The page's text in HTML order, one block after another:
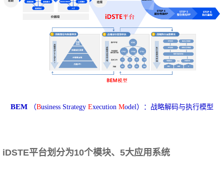
BEM （Business Strategy Execution Model）：战略解码与执行模型
iDSTE平台划分为10个模块、5大应用系统